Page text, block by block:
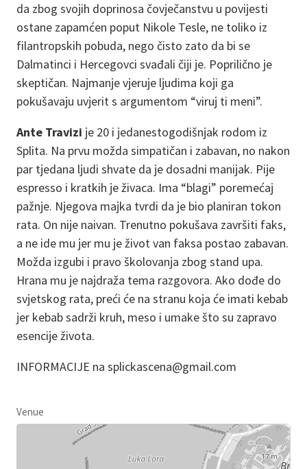
da zbog svojih doprinosa čovječanstvu u povijesti
ostane zapamćen poput Nikole Tesle, ne toliko iz
filantropskih pobuda, nego čisto zato da bi se
Dalmatinci i Hercegovci svađali čiji je. Poprilično je
skeptičan. Najmanje vjeruje ljudima koji ga
pokušavaju uvjerit s argumentom “viruj ti meni”.
Ante Travizi je 20 i jedanestogodišnjak rodom iz
Splita. Na prvu možda simpatičan i zabavan, no nakon
par tjedana ljudi shvate da je dosadni manijak. Pije
espresso i kratkih je živaca. Ima “blagi” poremećaj
pažnje. Njegova majka tvrdi da je bio planiran tokon
rata. On nije naivan. Trenutno pokušava završiti faks,
a ne ide mu jer mu je život van faksa postao zabavan.
Možda izgubi i pravo školovanja zbog stand upa.
Hrana mu je najdraža tema razgovora. Ako dođe do
svjetskog rata, preći će na stranu koja će imati kebab
jer kebab sadrži kruh, meso i umake što su zapravo
esencije života.
INFORMACIJE na splickascena@gmail.com
Venue